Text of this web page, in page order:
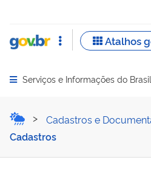
Abrir menu principal de
Serviços e Informações do Brasil
Realizar
Cadastros e
Cadastros